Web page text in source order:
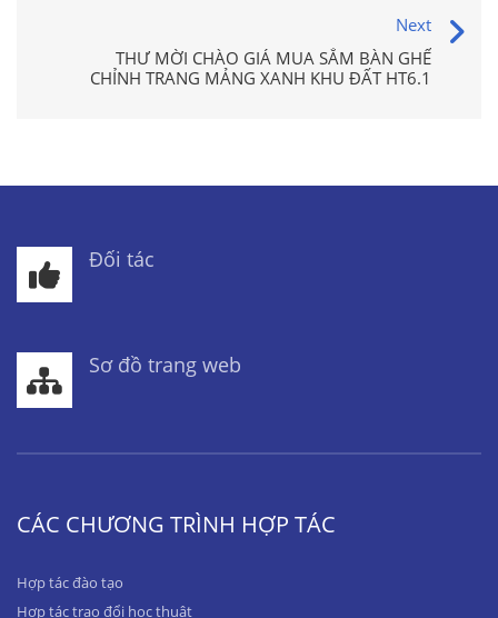
Next
THƯ MỜI CHÀO GIÁ MUA SẮM BÀN GHẾ
CHỈNH TRANG MẢNG XANH KHU ĐẤT HT6.1
Đối tác
Sơ đồ trang web
CÁC CHƯƠNG TRÌNH HỢP TÁC
Hợp tác đào tạo
Hợp tác trao đổi học thuật